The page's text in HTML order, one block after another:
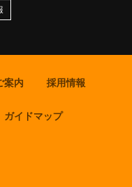
案内 採用情報
ガイドマップ